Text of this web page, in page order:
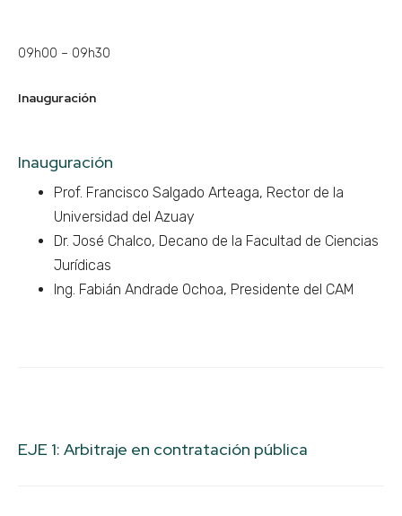
09h00 – 09h30
Inauguración
Inauguración
Prof. Francisco Salgado Arteaga, Rector de la
Universidad del Azuay
Dr. José Chalco, Decano de la Facultad de Ciencias
Jurídicas
Ing. Fabián Andrade Ochoa, Presidente del CAM
EJE 1: Arbitraje en contratación pública